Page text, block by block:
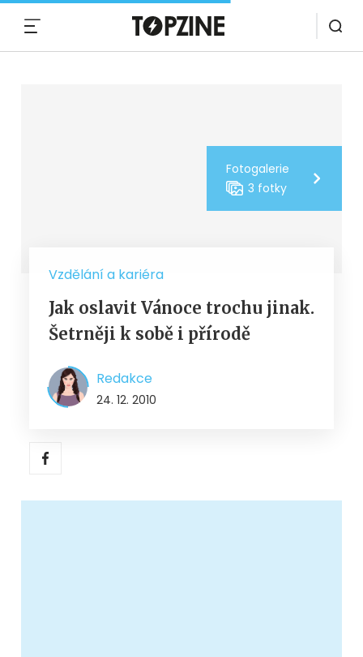
Fotogalerie
3 fotky
Vzdělání a kariéra
Jak oslavit Vánoce trochu jinak.
Šetrněji k sobě i přírodě
Redakce
24. 12. 2010